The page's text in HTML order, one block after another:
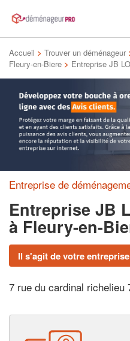
Accueil > Trouver un déménageur
Fleury-en-Biere > Entreprise JB
Entreprise de
Entreprise JB
à Fleury-en-
Il s'agit de votre
7 rue du cardinal richelieu